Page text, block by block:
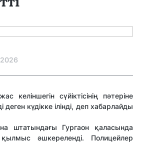
келіншегін сүйіктісінің пәтеріне
деген күдікке ілінді, деп хабарлайды
штатындағы Гургаон қаласында
әшкереленді. Полицейлер